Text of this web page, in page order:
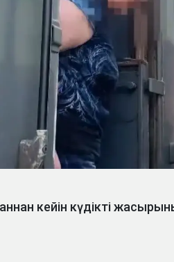
кейін күдікті